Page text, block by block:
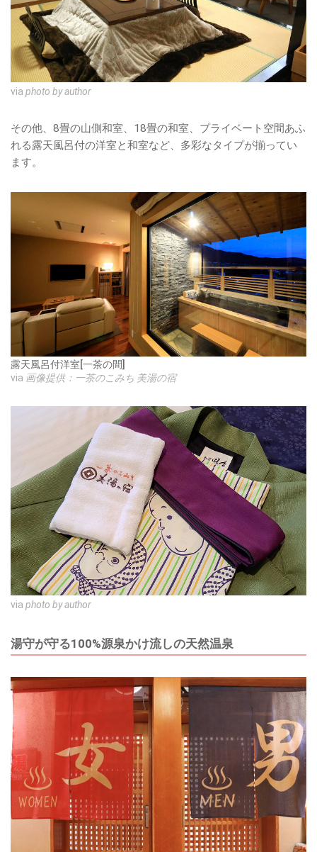
via photo by author
その他、8畳の山側和室、18畳の和室、プライベート空間あふ
れる露天風呂付の洋室と和室など、多彩なタイプが揃ってい
ます。
露天風呂付洋室[一茶の間]
via 画像提供：一茶のこみち 美湯の宿
via photo by author
湯守が守る100%源泉かけ流しの天然温泉